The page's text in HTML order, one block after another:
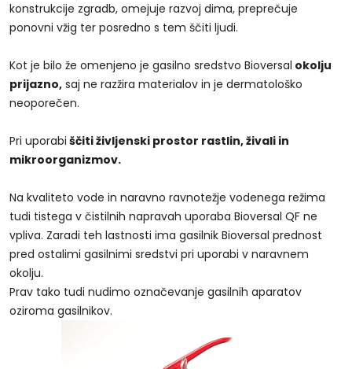
konstrukcije zgradb, omejuje razvoj dima, preprečuje
ponovni vžig ter posredno s tem ščiti ljudi.
Kot je bilo že omenjeno je gasilno sredstvo Bioversal okolju
prijazno, saj ne razžira materialov in je dermatološko
neoporečen.
Pri uporabi ščiti življenski prostor rastlin, živali in
mikroorganizmov.
Na kvaliteto vode in naravno ravnotežje vodenega režima
tudi tistega v čistilnih napravah uporaba Bioversal QF ne
vpliva. Zaradi teh lastnosti ima gasilnik Bioversal prednost
pred ostalimi gasilnimi sredstvi pri uporabi v naravnem
okolju.
Prav tako tudi nudimo označevanje gasilnih aparatov
oziroma gasilnikov.